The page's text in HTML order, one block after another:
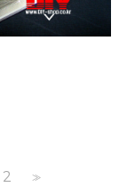
2 >>